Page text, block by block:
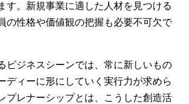
す。新規事業に適した人材を見つける
の性格や価値観の把握も必要不可欠で
ビジネスシーンでは、常に新しいもの
ディーに形にしていく実行力が求めら
プレナーシップとは、こうした創造活